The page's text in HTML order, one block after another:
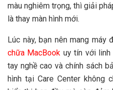
màu nghiêm trọng, thì giải
là thay màn hình mới.
Lúc này, bạn nên mang máy
chữa MacBook uy tín với linh
tay nghề cao và chính sách
hình tại Care Center không